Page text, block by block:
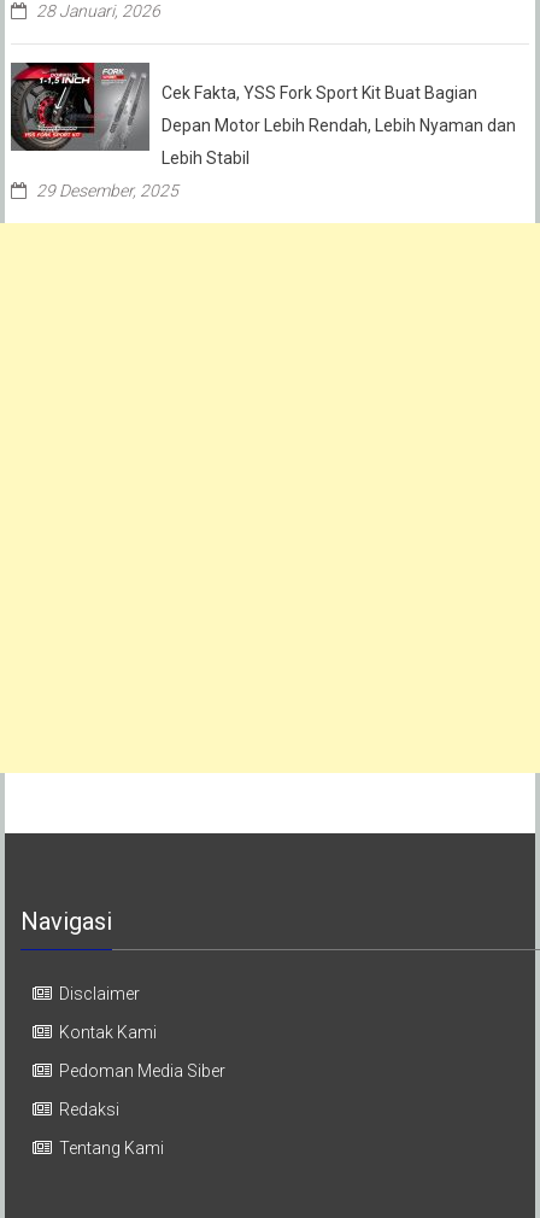
28 Januari, 2026
Cek Fakta, YSS Fork Sport Kit Buat Bagian
Depan Motor Lebih Rendah, Lebih Nyaman dan
Lebih Stabil
29 Desember, 2025
Navigasi
Disclaimer
Kontak Kami
Pedoman Media Siber
Redaksi
Tentang Kami